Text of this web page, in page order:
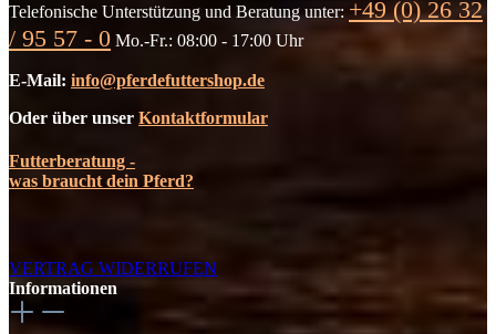
Telefonische Unterstützung und Beratung unter: +49 (0) 26 32
/ 95 57 - 0 Mo.-Fr.: 08:00 - 17:00 Uhr
E-Mail: info@pferdefuttershop.de
Oder über unser Kontaktformular
Futterberatung -
was braucht dein Pferd?
VERTRAG WIDERRUFEN
Informationen